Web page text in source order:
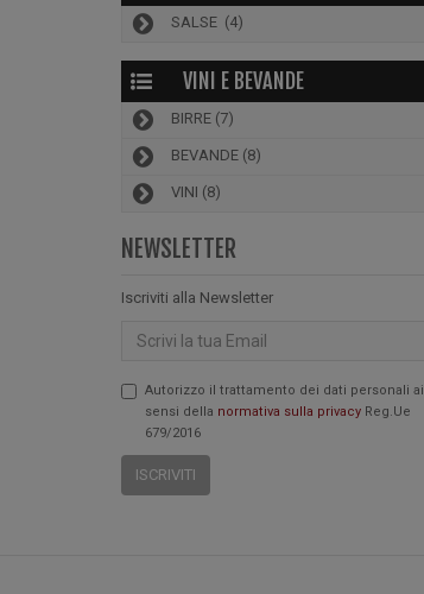
SALSE (4)
VINI E BEVANDE
BIRRE (7)
BEVANDE (8)
VINI (8)
NEWSLETTER
Iscriviti alla Newsletter
Email
Autorizzo il trattamento dei dati personali ai
sensi della normativa sulla privacy Reg.Ue
679/2016
ISCRIVITI